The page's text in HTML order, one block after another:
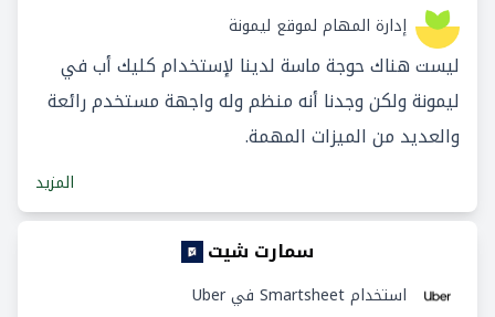
إدارة المهام لموقع ليمونة
ليست هناك حوجة ماسة لدينا لإستخدام كليك أب في
ليمونة ولكن وجدنا أنه منظم وله واجهة مستخدم رائعة
والعديد من الميزات المهمة.
المزيد
سمارت شيت
استخدام Smartsheet في Uber